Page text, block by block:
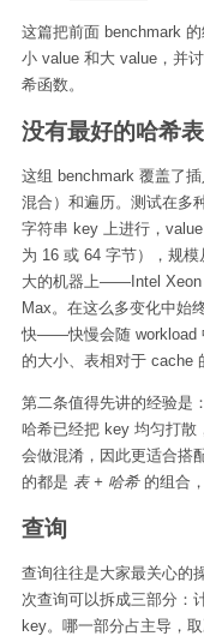
这篇把前面 benchmark
小 value 和大 value，并
希函数。
没有最好的哈希表
这组 benchmark 覆盖了
混合）和遍历。测试在多
字符串 key 上进行，
为 16 或 64 字节），规
大的机器上——Intel Xeon
Max。在这么多变化中始
快——快慢会随 workload
的大小、表相对于 cache
第二条值得先讲的经验是
哈希已经把 key 均匀打散
会做混淆，因此更适合搭
的都是 表 + 哈希的组合
查询
查询往往是大家最关心的
次查询可以拆成三部分：
key。哪一部分占主导，